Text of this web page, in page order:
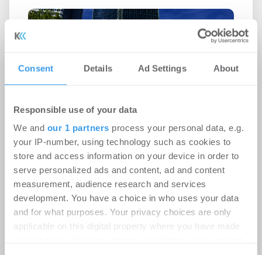
Consent Details Ad Settings About
Responsible use of your data
We and our 1 partners process your personal data, e.g.
your IP-number, using technology such as cookies to
store and access information on your device in order to
serve personalized ads and content, ad and content
measurement, audience research and services
development. You have a choice in who uses your data
and for what purposes. Your privacy choices are only
applicable on this digital property where you have made
Ampega Asset Management gewinnt
ODDO BHF SE für den SKYPER
Büro | Deals Miete-06.08.2026